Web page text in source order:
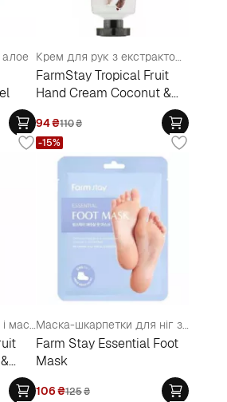
алое Крем для рук з екстрактом кокосу та олією ши
FarmStay Tropical Fruit
Hand Cream Coconut &
94₴110₴
Крем для рук з манго і маслом ши Маска-шкарпетки для ніг з гіалуроновою кислотою та медом
Farm Stay Essential Foot
Mask
106₴125₴
-15%